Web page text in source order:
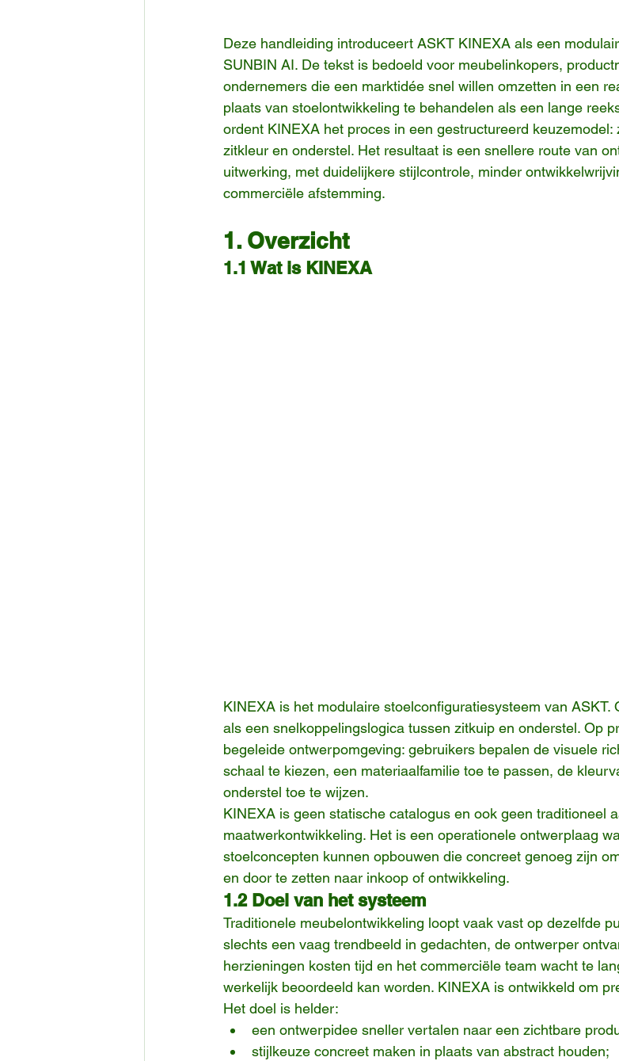
Deze handleiding introduceert ASKT KINEXA als een
SUNBIN AI. De tekst is bedoeld voor meubelinkopers,
ondernemers die een marktidée snel willen omzetten in een
plaats van stoelontwikkeling te behandelen als een lange
ordent KINEXA het proces in een gestructureerd keuzemodel:
zitkleur en onderstel. Het resultaat is een snellere route van
uitwerking, met duidelijkere stijlcontrole, minder
commerciële afstemming.
1. Overzicht
1.1 Wat is KINEXA
KINEXA is het modulaire stoelconfiguratiesysteem van ASKT.
als een snelkoppelingslogica tussen zitkuip en onderstel. Op
begeleide ontwerpomgeving: gebruikers bepalen de visuele
schaal te kiezen, een materiaalfamilie toe te passen, de
onderstel toe te wijzen.
KINEXA is geen statische catalogus en ook geen traditioneel
maatwerkontwikkeling. Het is een operationele ontwerplaag
stoelconcepten kunnen opbouwen die concreet genoeg zijn
en door te zetten naar inkoop of ontwikkeling.
1.2 Doel van het systeem
Traditionele meubelontwikkeling loopt vaak vast op dezelfde
slechts een vaag trendbeeld in gedachten, de ontwerper
herzieningen kosten tijd en het commerciële team wacht te
werkelijk beoordeeld kan worden. KINEXA is ontwikkeld om
Het doel is helder:
een ontwerpidee sneller vertalen naar een zichtbare
stijlkeuze concreet maken in plaats van abstract houden;